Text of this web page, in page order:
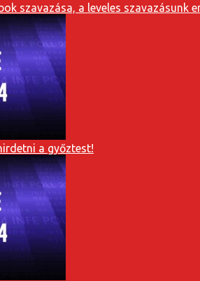
szavazása, a leveles szavazásunk
a győztest!